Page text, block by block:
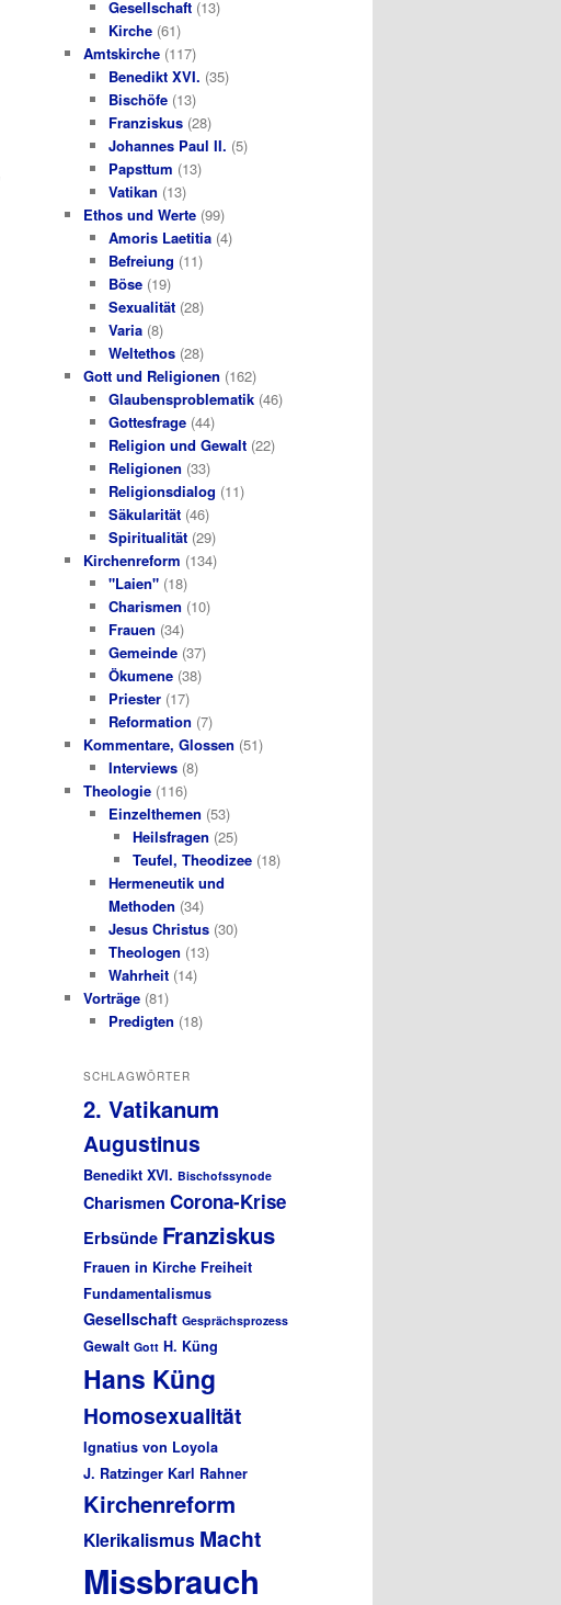
Gesellschaft(13)
Kirche(61)
Amtskirche (117)
Benedikt XVI. (35)
Bischöfe(13)
Franziskus(28)
Johannes Paul II. (5)
Papsttum (13)
Vatikan (13)
Ethos und Werte (99)
Amoris Laetitia(4)
Befreiung (11)
Böse(19)
Sexualität(28)
Varia(8)
Weltethos(28)
Gott und Religionen (162)
Glaubensproblematik(46)
Gottesfrage(44)
Religion und Gewalt(22)
Religionen (33)
Religionsdialog (11)
Säkularität(46)
Spiritualität(29)
Kirchenreform (134)
"Laien"(18)
Charismen (10)
Frauen (34)
Gemeinde(37)
Ökumene(38)
Priester(17)
Reformation (7)
Kommentare, Glossen (51)
Interviews(8)
Theologie (116)
Einzelthemen (53)
Heilsfragen (25)
Teufel, Theodizee (18)
Hermeneutik und
Methoden (34)
Jesus Christus(30)
Theologen (13)
Wahrheit(14)
Vorträge (81)
Predigten (18)
SCHLAGWÖRTER
2. Vatikanum
Augustinus
Benedikt XVI. Bischofssynode
Charismen Corona-Krise
Erbsünde Franziskus
Frauen in Kirche Freiheit
Fundamentalismus
Gesellschaft Gesprächsprozess
Gewalt Gott H. Küng
Hans Küng
Homosexualität
Ignatius von Loyola
J. Ratzinger Karl Rahner
Kirchenreform
Klerikalismus Macht
Missbrauch